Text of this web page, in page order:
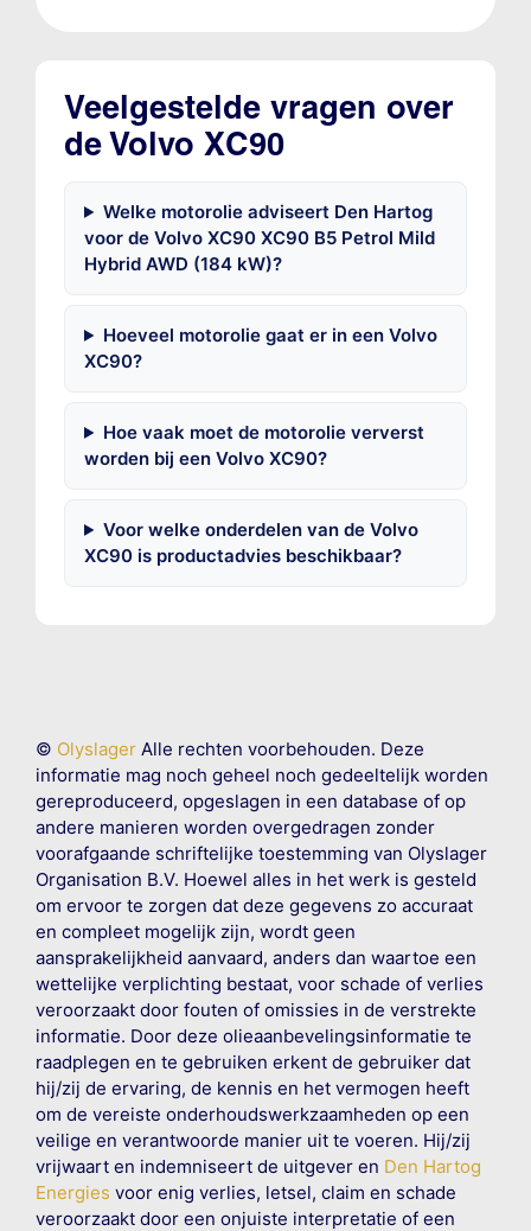
Veelgestelde vragen over
de Volvo XC90
Welke motorolie adviseert Den Hartog
voor de Volvo XC90 XC90 B5 Petrol Mild
Hybrid AWD (184 kW)?
Hoeveel motorolie gaat er in een Volvo
XC90?
Hoe vaak moet de motorolie ververst
worden bij een Volvo XC90?
Voor welke onderdelen van de Volvo
XC90 is productadvies beschikbaar?
© OlyslagerAlle rechten voorbehouden. Deze
informatie mag noch geheel noch gedeeltelijk worden
gereproduceerd, opgeslagen in een database of op
andere manieren worden overgedragen zonder
voorafgaande schriftelijke toestemming van Olyslager
Organisation B.V. Hoewel alles in het werk is gesteld
om ervoor te zorgen dat deze gegevens zo accuraat
en compleet mogelijk zijn, wordt geen
aansprakelijkheid aanvaard, anders dan waartoe een
wettelijke verplichting bestaat, voor schade of verlies
veroorzaakt door fouten of omissies in de verstrekte
informatie. Door deze olieaanbevelingsinformatie te
raadplegen en te gebruiken erkent de gebruiker dat
hij/zij de ervaring, de kennis en het vermogen heeft
om de vereiste onderhoudswerkzaamheden op een
veilige en verantwoorde manier uit te voeren. Hij/zij
vrijwaart en indemniseert de uitgever en Den Hartog
Energies voor enig verlies, letsel, claim en schade
veroorzaakt door een onjuiste interpretatie of een